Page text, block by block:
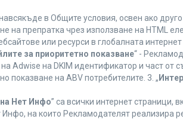
в Общите условия, освен ако
на препратка чрез използване на HTML
или ресурси в глобалната
за приоритетно показване“ -
Adwise на DKIM идентификатор и част
показване на ABV потребителите. 3. „
Нет Инфо” са всички интернет страници,
на които Рекламодателят реализира